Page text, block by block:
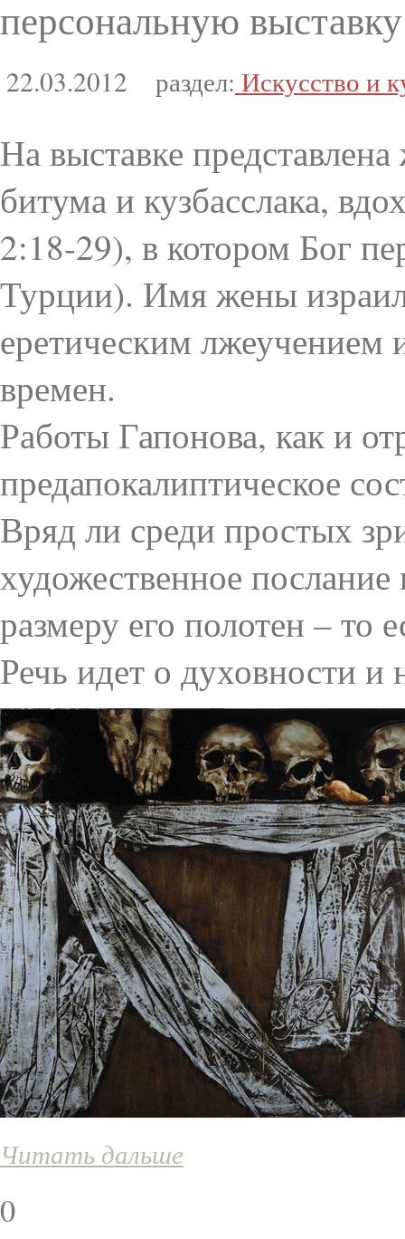
персональную
22.03.2012 раздел: Искусство и
На выставке
битума и кузбасслака,
2:18-29), в котором Бог
Турции). Имя жены
еретическим лжеучением
времен.
Работы Гапонова, как и
предапокалиптическое
Вряд ли среди простых
художественное
размеру его полотен – то
Речь идет о духовности и
Читать дальше
0